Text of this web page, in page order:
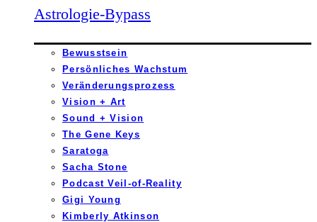
Astrologie-Bypass
Bewusstsein
Persönliches Wachstum
Veränderungsprozess
Vision + Art
Sound + Vision
The Gene Keys
Saratoga
Sacha Stone
Podcast Veil-of-Reality
Gigi Young
Kimberly Atkinson